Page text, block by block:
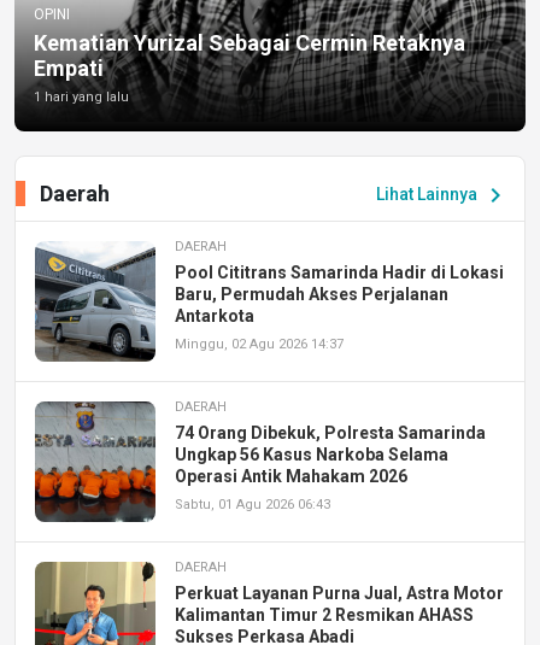
OPINI
Kematian Yurizal Sebagai Cermin Retaknya
Empati
1 hari yang lalu
Lihat Lainnya chevron_right
Daerah
DAERAH
Pool Cititrans Samarinda Hadir di Lokasi
Baru, Permudah Akses Perjalanan
Antarkota
Minggu, 02 Agu 2026 14:37
DAERAH
74 Orang Dibekuk, Polresta Samarinda
Ungkap 56 Kasus Narkoba Selama
Operasi Antik Mahakam 2026
Sabtu, 01 Agu 2026 06:43
DAERAH
Perkuat Layanan Purna Jual, Astra Motor
Kalimantan Timur 2 Resmikan AHASS
Sukses Perkasa Abadi